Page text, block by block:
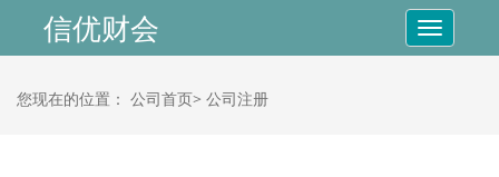
Toggle
信优财会
您现在的位置： 公司首页> 公司注册